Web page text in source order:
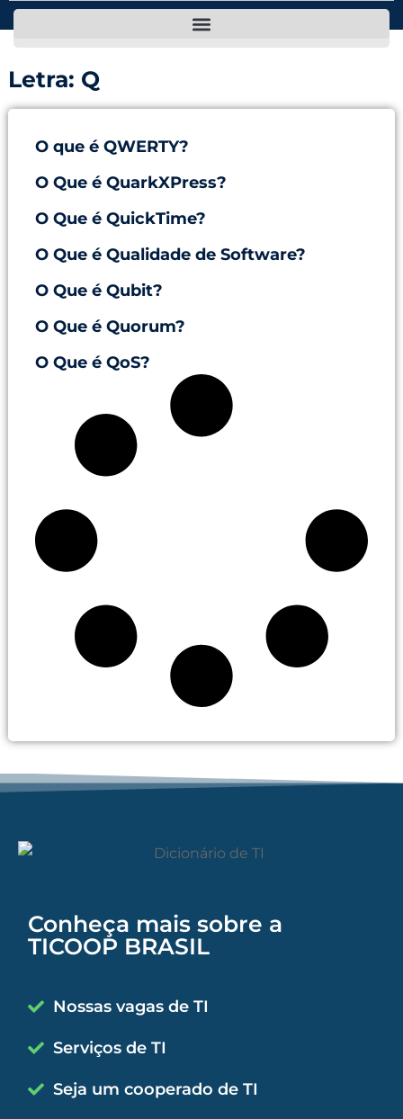
Letra: Q
O que é QWERTY?
O Que é QuarkXPress?
O Que é QuickTime?
O Que é Qualidade de Software?
O Que é Qubit?
O Que é Quorum?
O Que é QoS?
Conheça mais sobre a
TICOOP BRASIL
Nossas vagas de TI
Serviços de TI
Seja um cooperado de TI